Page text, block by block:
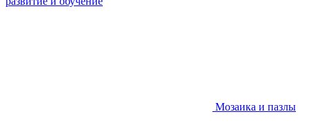
Мозаика и пазлы